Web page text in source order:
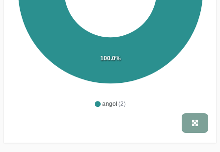
angol (2)
100.0%